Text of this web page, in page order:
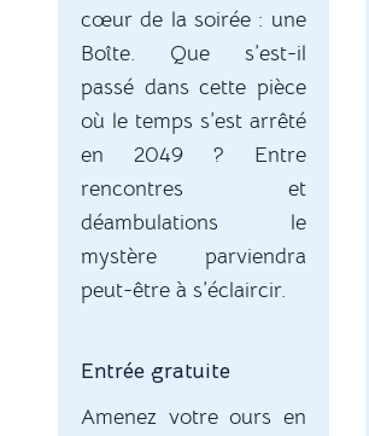
cœur de la soirée : une
Boîte. Que s’est-il
passé dans cette pièce
où le temps s’est arrêté
en 2049 ? Entre
rencontres et
déambulations le
mystère parviendra
peut-être à s’éclaircir.
Entrée gratuite
Amenez votre ours en